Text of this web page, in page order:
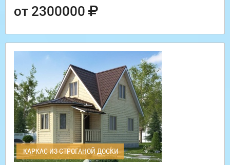
от 2300000
КАРКАС ИЗ СТРОГАНОЙ ДОСКИ